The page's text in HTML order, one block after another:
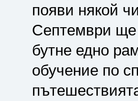
появи някой
Септември ще
бутне едно
обучение по